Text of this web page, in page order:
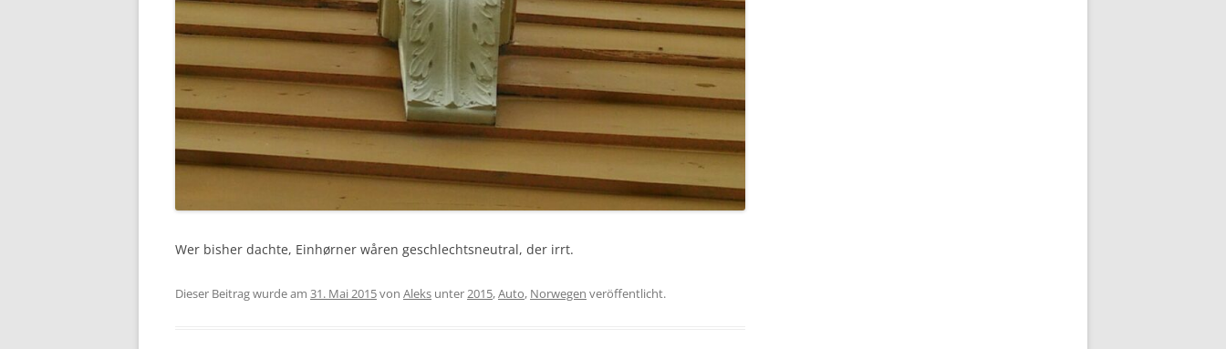
Wer bisher dachte, Einhørner wåren geschlechtsneutral, der irrt.
Dieser Beitrag wurde am 31. Mai 2015von Aleks unter2015,Auto, Norwegen veröffentlicht.